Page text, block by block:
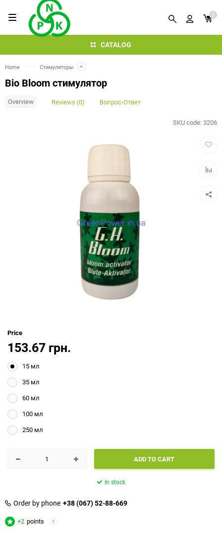
CATALOG
0
Home Стимуляторы
Bio Bloom стимулятор
Overview Reviews (0) Вопрос-Ответ
Add
Add
to
table
SKU code:3206
Price
153.67 грн.
15 мл
35 мл
60 мл
100 мл
250 мл
ADD TO CART
In stock
Order by phone +38 (067) 52-88-669
+2 points ?